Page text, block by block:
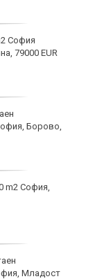
София
79000 EUR
Борово,
m2 София,
Младост